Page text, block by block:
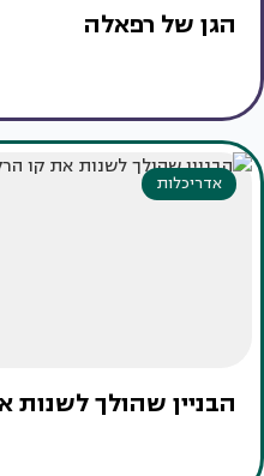
הגן של רפאלה
אדריכלות
הבניין שהולך לשנות